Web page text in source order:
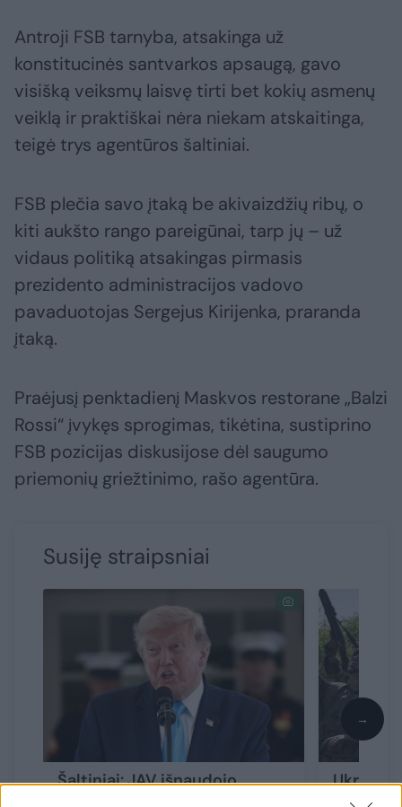
Antroji FSB tarnyba, atsakinga už
konstitucinės santvarkos apsaugą, gavo
visišką veiksmų laisvę tirti bet kokių asmenų
veiklą ir praktiškai nėra niekam atskaitinga,
teigė trys agentūros šaltiniai.
FSB plečia savo įtaką be akivaizdžių ribų, o
kiti aukšto rango pareigūnai, tarp jų – už
vidaus politiką atsakingas pirmasis
prezidento administracijos vadovo
pavaduotojas Sergejus Kirijenka, praranda
įtaką.
Praėjusį penktadienį Maskvos restorane „Balzi
Rossi“ įvykęs sprogimas, tikėtina, sustiprino
FSB pozicijas diskusijose dėl saugumo
priemonių griežtinimo, rašo agentūra.
Susiję straipsniai
Šaltiniai: JAV išnaudojo
→